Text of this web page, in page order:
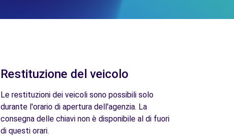
Restituzione del veicolo
Le restituzioni dei veicoli sono possibili solo
durante l'orario di apertura dell'agenzia. La
consegna delle chiavi non è disponibile al di fuori
di questi orari.